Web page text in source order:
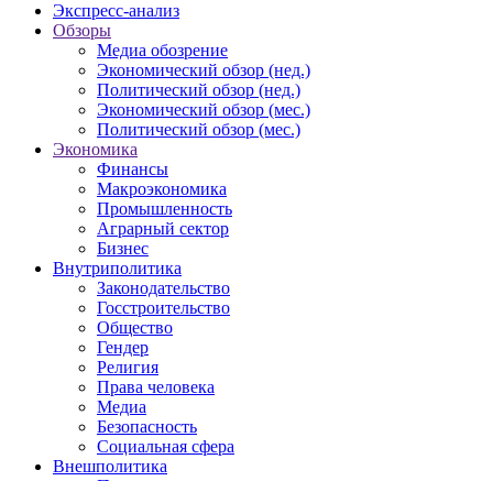
Экспресс-анализ
Обзоры
Медиа обозрение
Экономический обзор (нед.)
Политический обзор (нед.)
Экономический обзор (мес.)
Политический обзор (мес.)
Экономика
Финансы
Макроэкономика
Промышленность
Аграрный сектор
Бизнес
Внутриполитика
Законодательство
Госстроительство
Общество
Гендер
Религия
Права человека
Медиа
Безопасность
Социальная сфера
Внешполитика